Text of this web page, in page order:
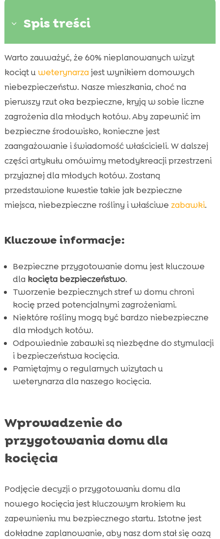
3 Spis treści
 Wprowadzenie do przygotowania domu dla
kocięcia
 Bezpieczne strefy w domu
 Kocię bezpieczeństwo w domu
 Rośliny, które mogą być niebezpieczne dla
kociąt
 Zabawki dla kociąt – jak wybrać bezpieczne?
 Żywienie kociąt
 CricksyCat produkty dla kociąt
 Ochrona przed toksynami i chemikaliami
domowymi
Zabezpieczanie instalacji elektrycznych
Ochrona kociąt przed upadkami
Zabezpieczanie przed małymi przedmiotami
 Zabezpieczenie przed meblami
 Szczepienia i wizyty u weterynarza
 Pierwsza pomoc dla kociąt
Adaptacja kocięcia w nowym otoczeniu
 Wniosek
 FAQ
Warto zauważyć, że 60% nieplanowanych wizyt
kociąt uweterynarza jest wynikiem domowych
niebezpieczeństw. Nasze mieszkania, choć na
pierwszy rzut oka bezpieczne, kryją w sobie liczne
zagrożenia dla młodych kotów. Aby zapewnić im
bezpieczne środowisko, konieczne jest
zaangażowanie i świadomość właścicieli. W dalszej
części artykułu omówimy metodykreacji przestrzeni
przyjaznej dla młodych kotów. Zostaną
przedstawione kwestie takie jak bezpieczne
miejsca, niebezpieczne rośliny i właściwe zabawki.
Kluczowe informacje:
Bezpieczne przygotowanie domu jest kluczowe
dla kocięta bezpieczeństwo.
Tworzenie bezpiecznych stref w domu chroni
kocię przed potencjalnymi zagrożeniami.
Niektóre rośliny mogą być bardzo niebezpieczne
dla młodych kotów.
Odpowiednie zabawki są niezbędne do stymulacji
i bezpieczeństwa kocięcia.
Pamiętajmy o regularnych wizytach u
weterynarza dla naszego kocięcia.
Wprowadzenie do
przygotowania domu dla
kocięcia
Podjęcie decyzji o przygotowaniu domu dla
nowego kocięcia jest kluczowym krokiem ku
zapewnieniu mu bezpiecznego startu. Istotne jest
dokładne zaplanowanie, aby nasz dom stał się oazą